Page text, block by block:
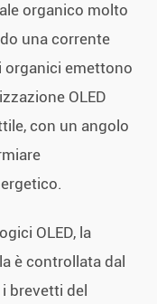
organico molto
una corrente
organici emettono
OLED
con un angolo
OLED, la
è controllata dal
brevetti del